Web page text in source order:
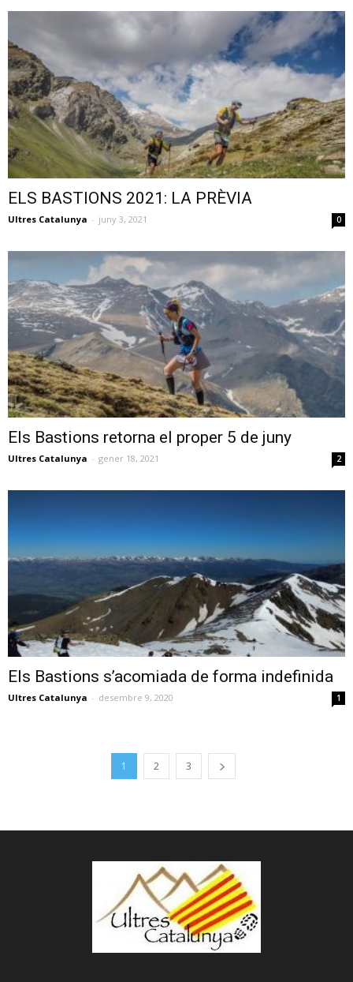
ELS BASTIONS 2021: LA PRÈVIA
Ultres Catalunya - juny 3, 2021 0
Els Bastions retorna el proper 5 de juny
Ultres Catalunya - gener 18, 2021 2
Els Bastions s’acomiada de forma indefinida
Ultres Catalunya - desembre 9, 2020 1
1 2 3